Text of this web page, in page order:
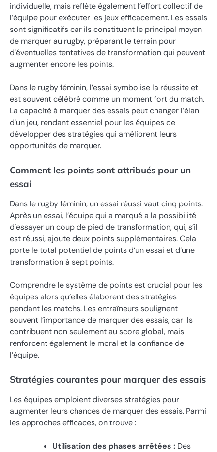
individuelle, mais reflète également l’effort collectif de
l’équipe pour exécuter les jeux efficacement. Les essais
sont significatifs car ils constituent le principal moyen
de marquer au rugby, préparant le terrain pour
d’éventuelles tentatives de transformation qui peuvent
augmenter encore les points.
Dans le rugby féminin, l’essai symbolise la réussite et
est souvent célébré comme un moment fort du match.
La capacité à marquer des essais peut changer l’élan
d’un jeu, rendant essentiel pour les équipes de
développer des stratégies qui améliorent leurs
opportunités de marquer.
Comment les points sont attribués pour un
essai
Dans le rugby féminin, un essai réussi vaut cinq points.
Après un essai, l’équipe qui a marqué a la possibilité
d’essayer un coup de pied de transformation, qui, s’il
est réussi, ajoute deux points supplémentaires. Cela
porte le total potentiel de points d’un essai et d’une
transformation à sept points.
Comprendre le système de points est crucial pour les
équipes alors qu’elles élaborent des stratégies
pendant les matchs. Les entraîneurs soulignent
souvent l’importance de marquer des essais, car ils
contribuent non seulement au score global, mais
renforcent également le moral et la confiance de
l’équipe.
Stratégies courantes pour marquer des essais
Les équipes emploient diverses stratégies pour
augmenter leurs chances de marquer des essais. Parmi
les approches efficaces, on trouve :
Utilisation des phases arrêtées : Des